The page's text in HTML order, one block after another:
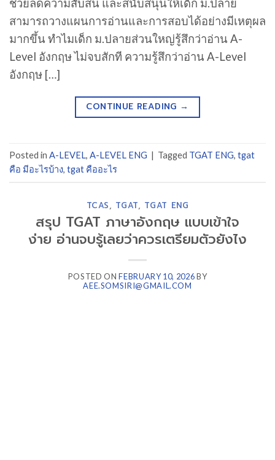
ช่วยลดความสับสน และสนับสนุนให้เด็ก ม.ปลาย
สามารถวางแผนการอ่านและการสอบได้อย่างมีเหตุผล
มากขึ้น ทำไมเด็ก ม.ปลายส่วนใหญ่รู้สึกว่าอ่าน A-
Level อังกฤษ ไม่จบสักที ความรู้สึกว่าอ่าน A-Level
อังกฤษ […]
CONTINUE READING →
Posted in A-LEVEL, A-LEVEL ENG | Tagged TGAT ENG, tgat
คือ มีอะไรบ้าง, tgat คืออะไร
TCAS, TGAT, TGAT ENG
สรุป TGAT ภาษาอังกฤษ แบบเข้าใจ
ง่าย อ่านจบรู้เลยว่าควรเตรียมตัวยังไง
POSTED ONFEBRUARY 10, 2026BY
AEE.SOMSIRI@GMAIL.COM